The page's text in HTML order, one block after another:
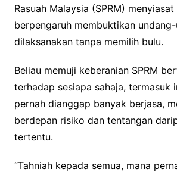
Rasuah Malaysia (SPRM)
berpengaruh membuktikan
dilaksanakan tanpa memilih bulu.
Beliau memuji keberanian SPRM
terhadap sesiapa sahaja, termasuk
pernah dianggap banyak berjasa,
berdepan risiko dan tentangan
tertentu.
“Tahniah kepada semua, mana